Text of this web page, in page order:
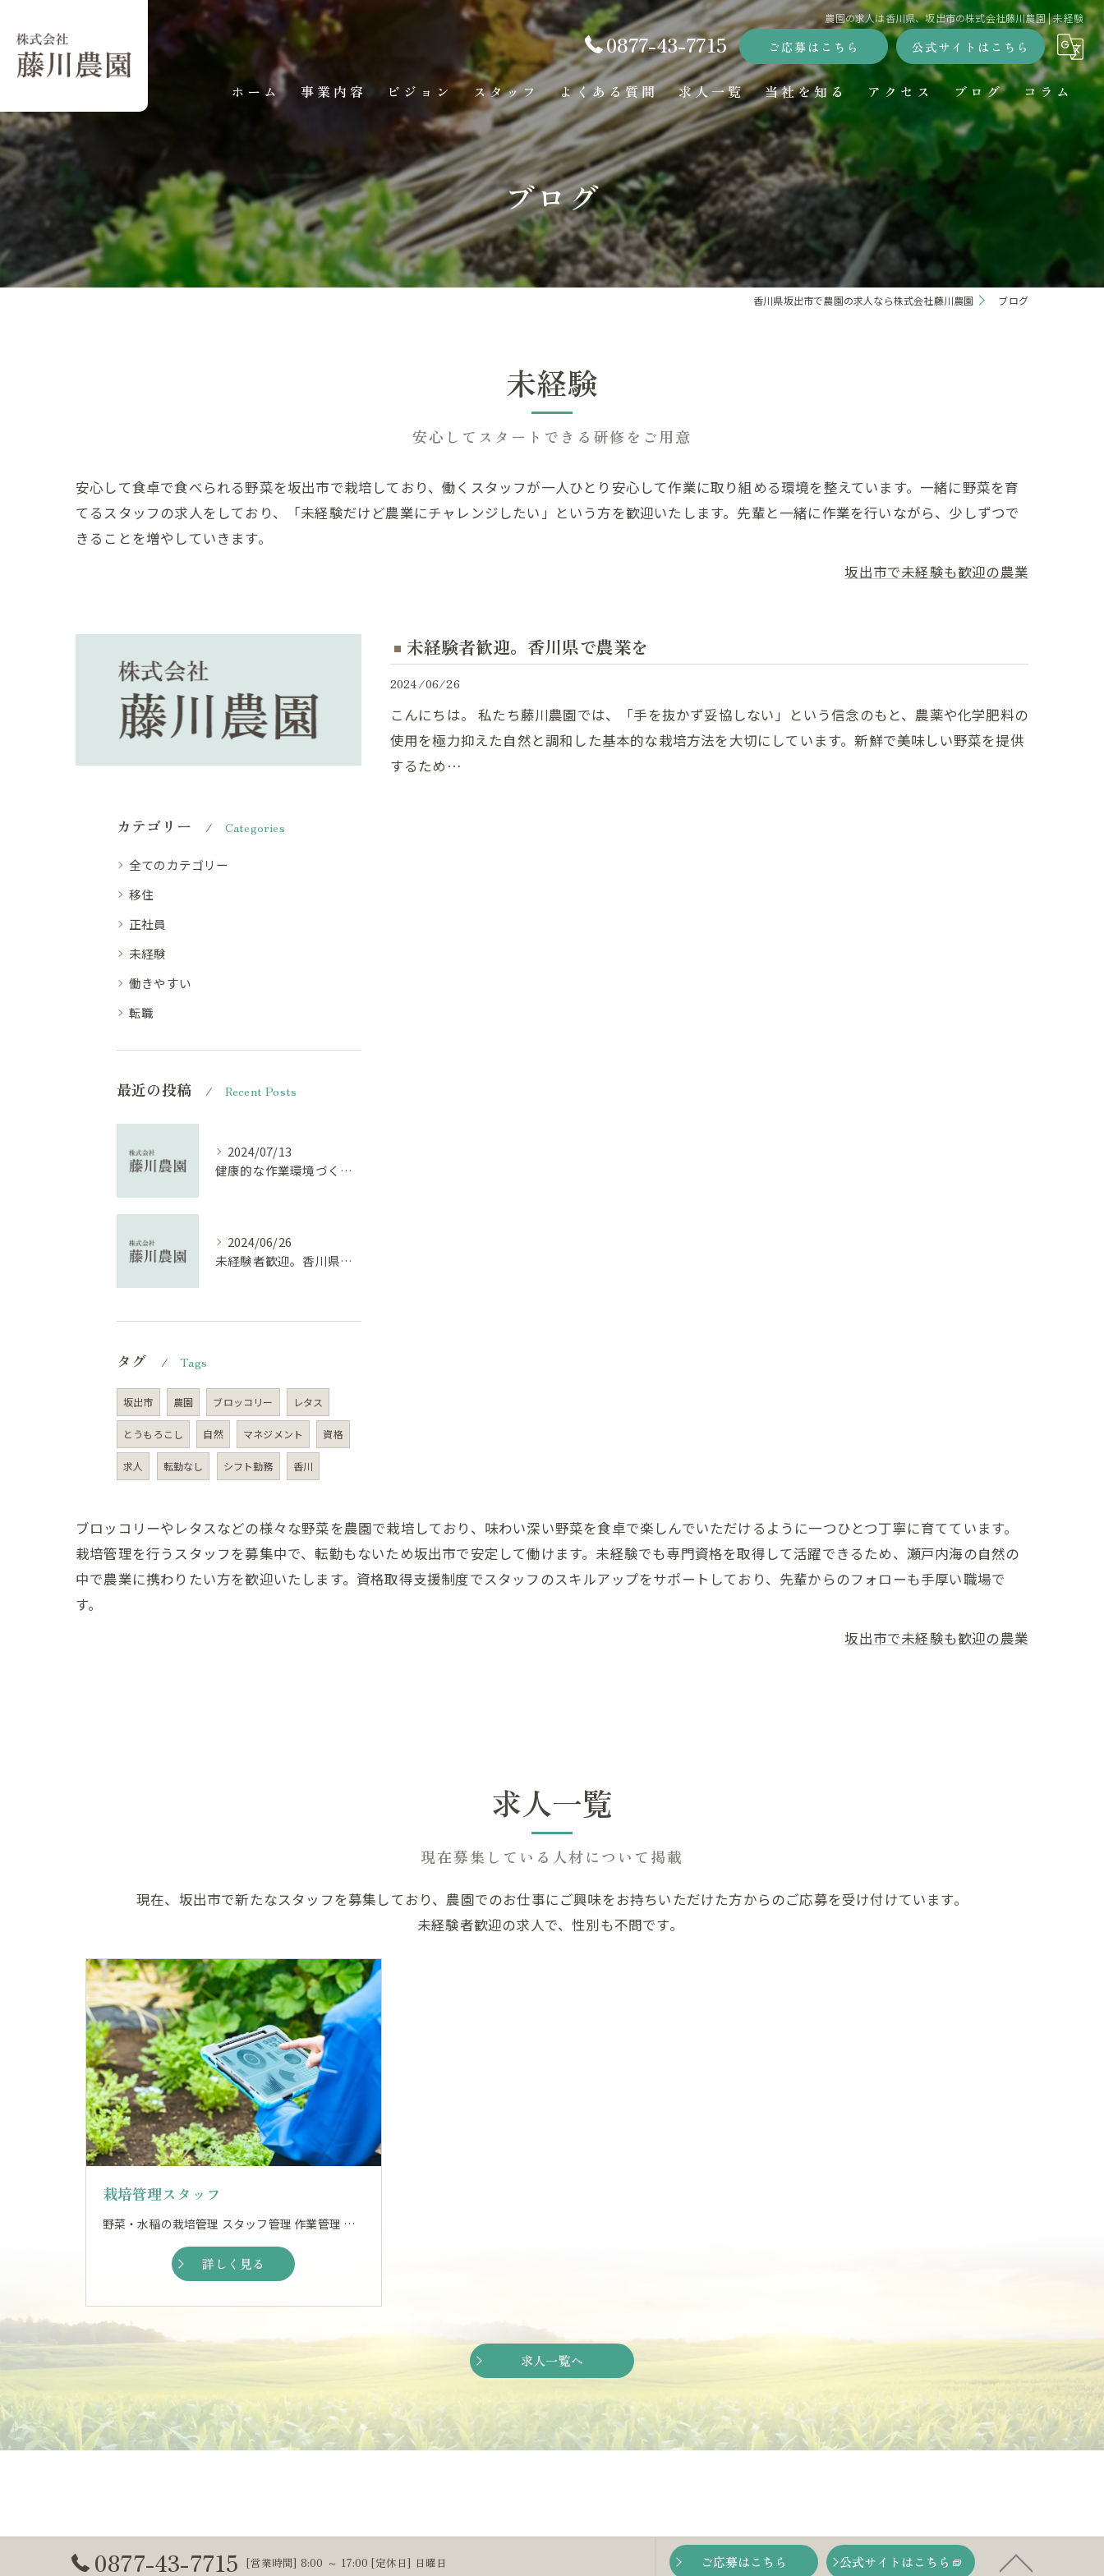
農園の求人は香川県、坂出市の株式会社藤川農園 | 未経験
0877-43-7715 ご応募はこちら 公式サイトはこちら
ホーム 事業内容 ビジョン スタッフ よくある質問 求人一覧 当社を知る
移住
正社員
未経験
働きやすい
転職
アクセス ブログ コラム
ブログ
香川県坂出市で農園の求人なら株式会社藤川農園 ブログ
未経験
安心してスタートできる研修をご用意
安心して食卓で食べられる野菜を坂出市で栽培しており、働くスタッフが一人ひとり安心して作業に取り組める環境を整えています。一緒に野菜を育
てるスタッフの求人をしており、「未経験だけど農業にチャレンジしたい」という方を歓迎いたします。先輩と一緒に作業を行いながら、少しずつで
きることを増やしていきます。
坂出市で未経験も歓迎の農業
未経験者歓迎。香川県で農業を
2024/06/26
こんにちは。 私たち藤川農園では、「手を抜かず妥協しない」という信念のもと、農薬や化学肥料の
使用を極力抑えた自然と調和した基本的な栽培方法を大切にしています。新鮮で美味しい野菜を提供
するため…
カテゴリー Categories
全てのカテゴリー
移住
正社員
未経験
働きやすい
転職
最近の投稿 Recent Posts
2024/07/13
健康的な作業環境づくりと新しいスタッフ募集
2024/06/26
未経験者歓迎。香川県で農業を
タグ Tags
坂出市 農園 ブロッコリー レタス
とうもろこし 自然 マネジメント 資格
求人 転勤なし シフト勤務 香川
ブロッコリーやレタスなどの様々な野菜を農園で栽培しており、味わい深い野菜を食卓で楽しんでいただけるように一つひとつ丁寧に育てています。
栽培管理を行うスタッフを募集中で、転勤もないため坂出市で安定して働けます。未経験でも専門資格を取得して活躍できるため、瀬戸内海の自然の
中で農業に携わりたい方を歓迎いたします。資格取得支援制度でスタッフのスキルアップをサポートしており、先輩からのフォローも手厚い職場で
す。
坂出市で未経験も歓迎の農業
現在募集している人材について掲載
求人一覧
現在、坂出市で新たなスタッフを募集しており、農園でのお仕事にご興味をお持ちいただけた方からのご応募を受け付けています。
未経験者歓迎の求人で、性別も不問です。
栽培管理スタッフ
野菜・水稲の栽培管理 スタッフ管理 作業管理 など
詳しく見る
求人一覧へ
0877-43-7715 [営業時間] 8:00 ～ 17:00 [定休日] 日曜日 ご応募はこちら 公式サイトはこちら